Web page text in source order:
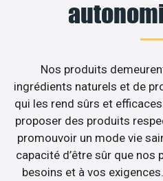
Nos produits
ingrédients naturels et de
qui les rend sûrs et
proposer des produits
promouvoir un mode vie
capacité d’être sûr que
besoins et à vos